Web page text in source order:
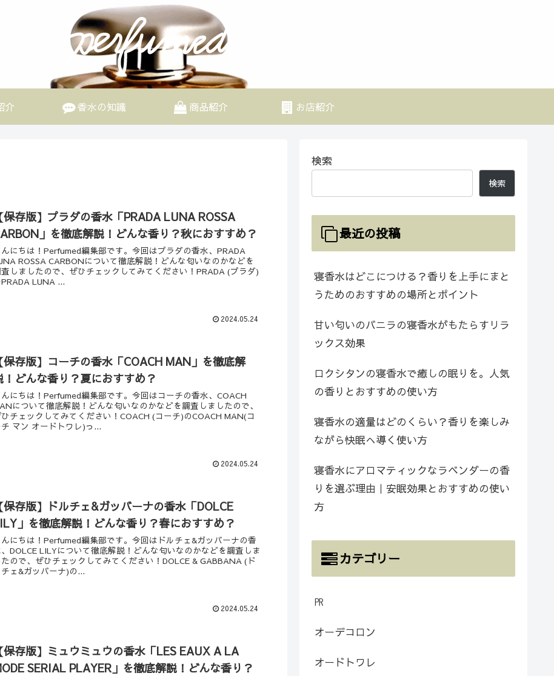
介 香水の知識 商品紹介 お店紹介
保存版】プラダの香水「PRADA LUNA ROSSA
」を徹底解説！どんな香り？秋におすすめ？
んにちは！Perfumed編集部です。今回はプラダの香水、PRADA
ROSSA CARBONについて徹底解説！どんな匂いなのかなどを
しましたので、ぜひチェックしてみてください！PRADA (プラダ)
PRADA LUNA ...
2024.05.24
保存版】コーチの香水「COACH MAN」を徹底解
！どんな香り？夏におすすめ？
んにちは！Perfumed編集部です。今回はコーチの香水、COACH
について徹底解説！どんな匂いなのかなどを調査しましたので、
チェックしてみてください！COACH (コーチ)のCOACH MAN(コ
マン オードトワレ)っ...
2024.05.24
保存版】ドルチェ&ガッバーナの香水「DOLCE
」を徹底解説！どんな香り？春におすすめ？
んにちは！Perfumed編集部です。今回はドルチェ&ガッバーナの香
DOLCE LILYについて徹底解説！どんな匂いなのかなどを調査しま
たので、ぜひチェックしてみてください！DOLCE & GABBANA (ド
ェ&ガッバーナ)の...
2024.05.24
保存版】ミュウミュウの香水「LES EAUX A LA
SERIAL PLAYER」を徹底解説！どんな香り？
検索
検索
最近の投稿
寝香水はどこにつける？香りを上手にまと
うためのおすすめの場所とポイント
甘い匂いのバニラの寝香水がもたらすリラ
ックス効果
ロクシタンの寝香水で癒しの眠りを。人気
の香りとおすすめの使い方
寝香水の適量はどのくらい？香りを楽しみ
ながら快眠へ導く使い方
寝香水にアロマティックなラベンダーの香
りを選ぶ理由｜安眠効果とおすすめの使い
方
カテゴリー
㏚
オーデコロン
オードトワレ